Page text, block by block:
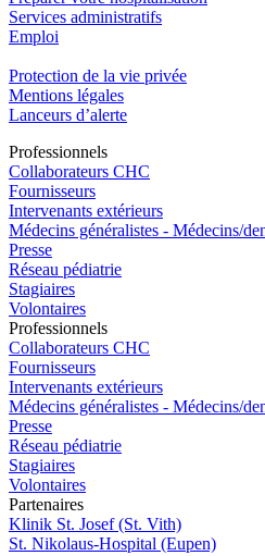
Services administratifs
Emploi​
Protection de la vie privée
Mentions légales
Lanceurs d’alerte
Professionnels
Collaborateurs CHC
Fournisseurs
Intervenants extérieurs
Médecins généralistes - Médecins/
Presse
Réseau pédiatrie
Stagiaires
Volontaires
Professionnels
Collaborateurs CHC
Fournisseurs
Intervenants extérieurs
Médecins généralistes - Médecins/
Presse
Réseau pédiatrie
Stagiaires
Volontaires
Partenaires
Klinik St. Josef (St. Vith)
St. Nikolaus-Hospital (Eupen)